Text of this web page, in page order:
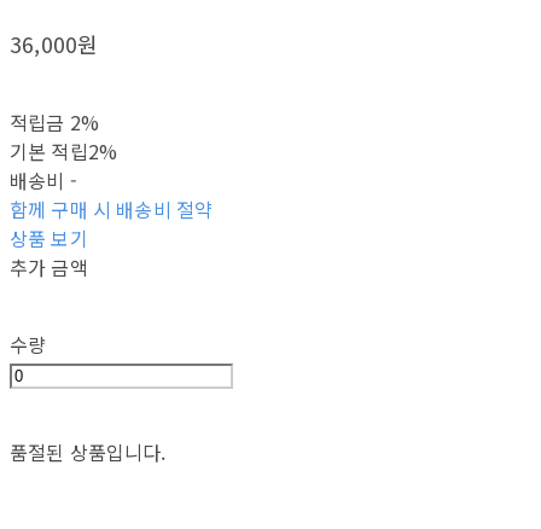
36,000원
적립금 2%
기본 적립2%
배송비 -
함께 구매 시 배송비 절약
상품 보기
추가 금액
수량
품절된 상품입니다.